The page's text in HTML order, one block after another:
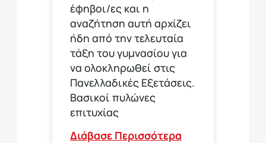
έφηβοι/ες και η
αναζήτηση αυτή αρχίζει
ήδη από την τελευταία
τάξη του γυμνασίου για
να ολοκληρωθεί στις
Πανελλαδικές Εξετάσεις.
Βασικοί πυλώνες
επιτυχίας
Διάβασε Περισσότερα